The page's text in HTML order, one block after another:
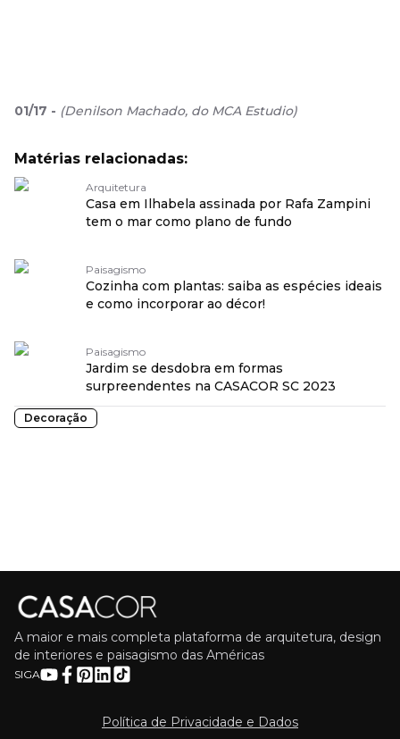
01/17 - (Denilson Machado, do MCA Estudio)
Matérias relacionadas:
Arquitetura
Casa em Ilhabela assinada por Rafa Zampini
tem o mar como plano de fundo
Paisagismo
Cozinha com plantas: saiba as espécies ideais
e como incorporar ao décor!
Paisagismo
Jardim se desdobra em formas
surpreendentes na CASACOR SC 2023
Decoração
A maior e mais completa plataforma de arquitetura, design
de interiores e paisagismo das Américas
SIGA
Política de Privacidade e Dados